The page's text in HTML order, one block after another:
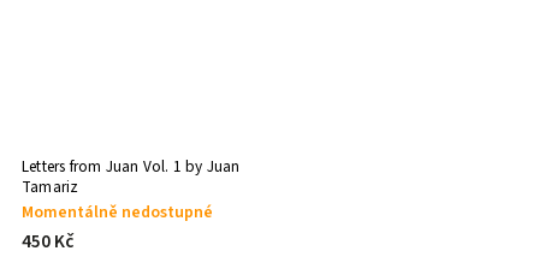
Letters from Juan Vol. 1 by Juan
Tamariz
Momentálně nedostupné
450 Kč